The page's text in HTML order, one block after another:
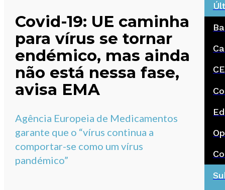
Covid-19: UE caminha
para vírus se tornar
endémico, mas ainda
não está nessa fase,
avisa EMA
Agência Europeia de Medicamentos
garante que o “vírus continua a
comportar-se como um vírus
pandémico”